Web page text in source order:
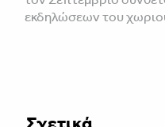
εκδηλώσεων του